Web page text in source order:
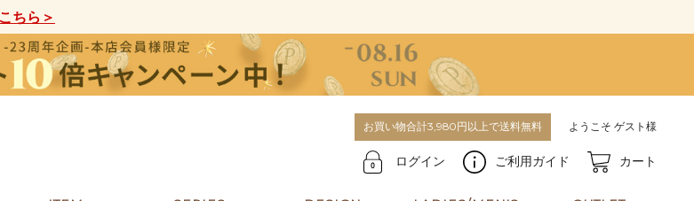
ちら＞
お買い物合計3,980円以上で送料無料 ようこそ ゲスト様
ログイン ご利用ガイド カート